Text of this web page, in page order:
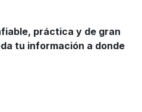
práctica y de gran
tu información a donde